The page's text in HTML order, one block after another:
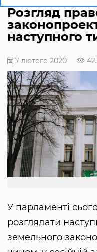
Розгляд
наступного
7 лютого 2020
У парламенті
розглядати
земельного